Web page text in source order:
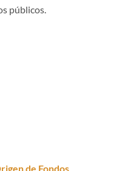
públicos.
de Fondos